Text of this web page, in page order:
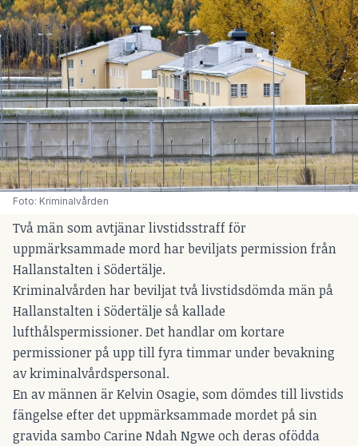
Foto: Kriminalvården
Två män som avtjänar livstidsstraff för
uppmärksammade mord har beviljats permission från
Hallanstalten i Södertälje.
Kriminalvården har beviljat två livstidsdömda män på
Hallanstalten i Södertälje så kallade
lufthålspermissioner. Det handlar om kortare
permissioner på upp till fyra timmar under bevakning
av kriminalvårdspersonal.
En av männen är Kelvin Osagie, som dömdes till livstids
fängelse efter det uppmärksammade mordet på sin
gravida sambo Carine Ndah Ngwe och deras ofödda